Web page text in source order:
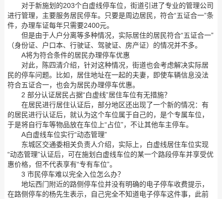
对于新施划的203个白虚线停车位，街道引进了专业的管理公司
进行管理，主要服务居民停车。只要是周边居民，符合“五证合一”条
件，办理车证每年只需要2400元。
但是由于人户分离等多种情况，实际居住的居民符合“五证合一”
（身份证、户口本、行驶证、驾驶证、房产证）的情况并不多。
A将为符合条件的居民办理停车优惠
对此，陈四清介绍，针对这种情况，街道也会考虑解决实际居
民的停车问题。比如，居住地址在一起的夫妻，即使车辆信息没法
符合五证合一，也会为居民办理停车优惠。
2 部分认证居民占据“白虚线”居住车位有无措施？
在居民进行居住认证后，部分地区还出现了一个新的情况：有
的居民进行认证后，就认为这个车位属于自己的，是个专属车位，
于是将自行车等物品放在车位上“占位”，不让其他车主停车。
A白虚线车位实行“动态管理”
东城区交通委相关负责人介绍，实际上，白虚线居住车位实现
“动态管理”认证后，可在施划白虚线车位的某一个路段停车并享受优
惠价格，但不代表享有“专有车位”。
3 市民停车难以完全入位怎么办？
地坛西门附近的路侧停车位并没有明确的电子停车收费提示，
在路侧停车的杨先生表示，自己完全不知道电子停车这件事，此前